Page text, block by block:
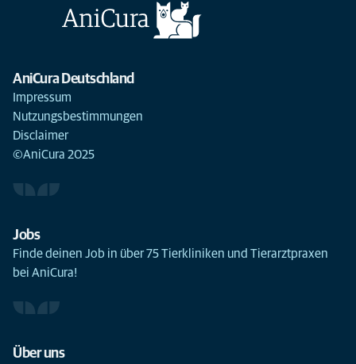
AniCura Deutschland
Impressum
Nutzungsbestimmungen
Disclaimer
©AniCura 2025
Jobs
Finde deinen Job in über 75 Tierkliniken und Tierarztpraxen
bei AniCura!
Über uns